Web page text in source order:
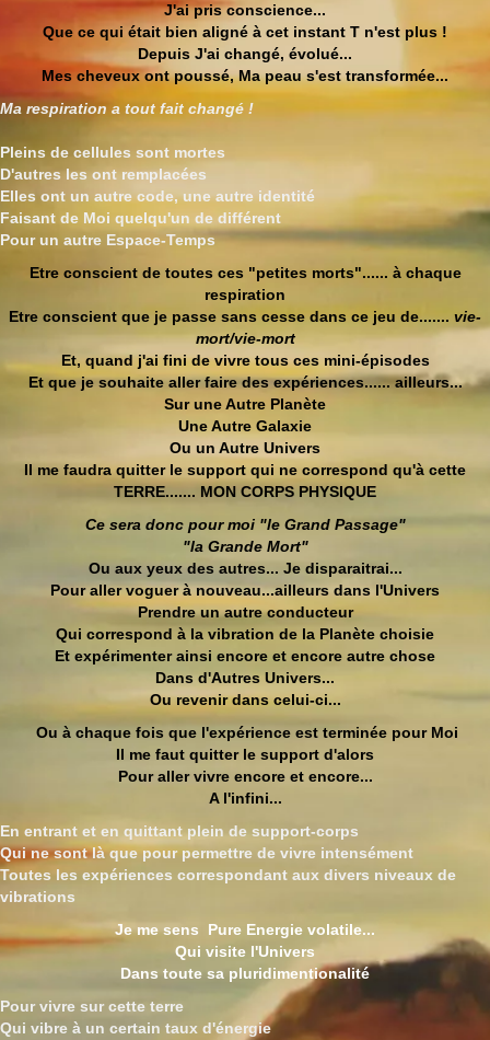
J'ai pris conscience...
Que ce qui était bien aligné à cet instant T n'est plus !
Depuis J'ai changé, évolué...
Mes cheveux ont poussé, Ma peau s'est transformée...
Ma respiration a tout fait changé !
Pleins de cellules sont mortes
D'autres les ont remplacées
Elles ont un autre code, une autre identité
Faisant de Moi quelqu'un de différent
Pour un autre Espace-Temps
Etre conscient de toutes ces "petites morts"...... à chaque
respiration
Etre conscient que je passe sans cesse dans ce jeu de....... vie-
mort/vie-mort
Et, quand j'ai fini de vivre tous ces mini-épisodes
Et que je souhaite aller faire des expériences...... ailleurs...
Sur une Autre Planète
Une Autre Galaxie
Ou un Autre Univers
Il me faudra quitter le support qui ne correspond qu'à cette
TERRE....... MON CORPS PHYSIQUE
Ce sera donc pour moi "le Grand Passage"
"la Grande Mort"
Ou aux yeux des autres... Je disparaitrai...
Pour aller voguer à nouveau...ailleurs dans l'Univers
Prendre un autre conducteur
Qui correspond à la vibration de la Planète choisie
Et expérimenter ainsi encore et encore autre chose
Dans d'Autres Univers...
Ou revenir dans celui-ci...
Ou à chaque fois que l'expérience est terminée pour Moi
Il me faut quitter le support d'alors
Pour aller vivre encore et encore...
A l'infini...
En entrant et en quittant plein de support-corps
Qui ne sont là que pour permettre de vivre intensément
Toutes les expériences correspondant aux divers niveaux de
vibrations
Je me sens Pure Energie volatile...
Qui visite l'Univers
Dans toute sa pluridimentionalité
Pour vivre sur cette terre
Qui vibre à un certain taux d'énergie